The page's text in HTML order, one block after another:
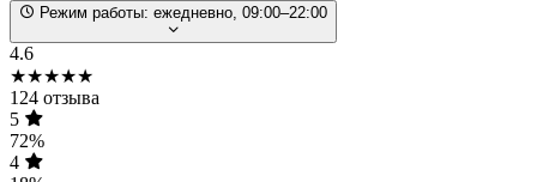
Режим работы: ежедневно, 09:00–22:00
4.6
★★★★★
124 отзыва
5
72%
4